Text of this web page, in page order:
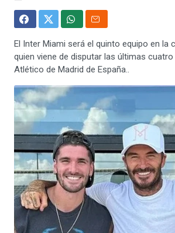
El Inter Miami será el quinto equipo en la
quien viene de disputar las últimas
Atlético de Madrid de España..